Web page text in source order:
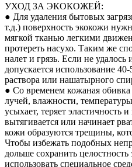
УХОД ЗА ЭКОКОЖЕЙ:
● Для удаления бытовых
т.д.) поверхность экокожи
мягкой тканью легкими
протереть насухо. Таким же
налет и грязь. Если не удалось
допускается использование
раствора или нашатырного
● Со временем кожаная
лучей, влажности,
усыхает, теряет эластичность
вытягивается или начинает
кожи образуются трещины,
Чтобы избежать подобных
дольше сохранить
использовать специальное